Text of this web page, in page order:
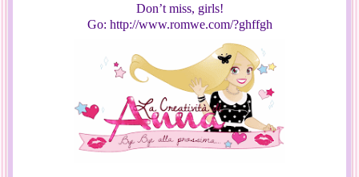
Don’t miss, girls!
Go: http://www.romwe.com/?ghffgh